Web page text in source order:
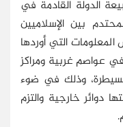
الدولة القادمة في
بين الإسلاميين
التي أوردها
في عواصم غربية ومراكز
وذلك في ضوء
دوائر خارجية والتزم